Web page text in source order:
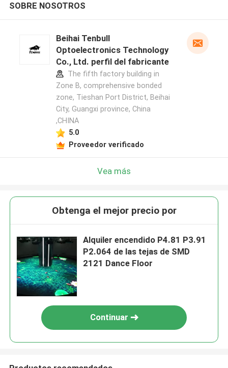
SOBRE NOSOTROS
Beihai Tenbull
Optoelectronics Technology
Co., Ltd. perfil del fabricante
The fifth factory building in
Zone B, comprehensive bonded
zone, Tieshan Port District, Beihai
City, Guangxi province, China
,CHINA
5.0
Proveedor verificado
Vea más
Obtenga el mejor precio por
Alquiler encendido P4.81 P3.91
P2.064 de las tejas de SMD
2121 Dance Floor
Continuar